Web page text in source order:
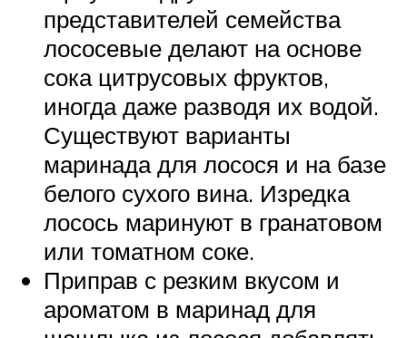
представителей семейства
лососевые делают на основе
сока цитрусовых фруктов,
иногда даже разводя их водой.
Существуют варианты
маринада для лосося и на базе
белого сухого вина. Изредка
лосось маринуют в гранатовом
или томатном соке.
Приправ с резким вкусом и
ароматом в маринад для